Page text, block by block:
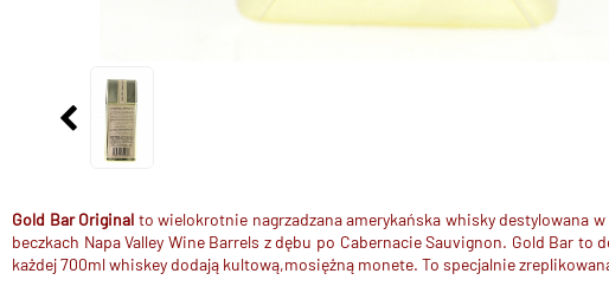
Gold Bar Original to wielokrotnie nagrzadzana amerykańska whisky destylowana
beczkach Napa Valley Wine Barrels z dębu po Cabernacie Sauvignon. Gold Bar
każdej 700ml whiskey dodają kultową,mosiężną monete. To specjalnie